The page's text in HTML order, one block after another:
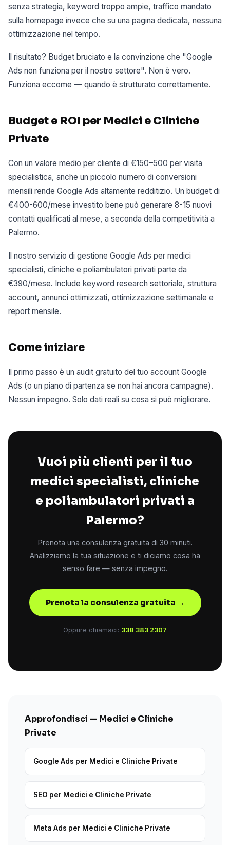
senza strategia, keyword troppo ampie, traffico mandato
sulla homepage invece che su una pagina dedicata, nessuna
ottimizzazione nel tempo.
Il risultato? Budget bruciato e la convinzione che "Google
Ads non funziona per il nostro settore". Non è vero.
Funziona eccome — quando è strutturato correttamente.
Budget e ROI per Medici e Cliniche
Private
Con un valore medio per cliente di €150–500 per visita
specialistica, anche un piccolo numero di conversioni
mensili rende Google Ads altamente redditizio. Un budget di
€400-600/mese investito bene può generare 8-15 nuovi
contatti qualificati al mese, a seconda della competitività a
Palermo.
Il nostro servizio di gestione Google Ads per medici
specialisti, cliniche e poliambulatori privati parte da
€390/mese. Include keyword research settoriale, struttura
account, annunci ottimizzati, ottimizzazione settimanale e
report mensile.
Come iniziare
Il primo passo è un audit gratuito del tuo account Google
Ads (o un piano di partenza se non hai ancora campagne).
Nessun impegno. Solo dati reali su cosa si può migliorare.
Vuoi più clienti per il tuo
medici specialisti, cliniche
e poliambulatori privati a
Palermo?
Prenota una consulenza gratuita di 30 minuti.
Analizziamo la tua situazione e ti diciamo cosa ha
senso fare — senza impegno.
Prenota la consulenza gratuita →
Oppure chiamaci: 338 383 2307
Approfondisci — Medici e Cliniche
Private
Google Ads per Medici e Cliniche Private
SEO per Medici e Cliniche Private
Meta Ads per Medici e Cliniche Private